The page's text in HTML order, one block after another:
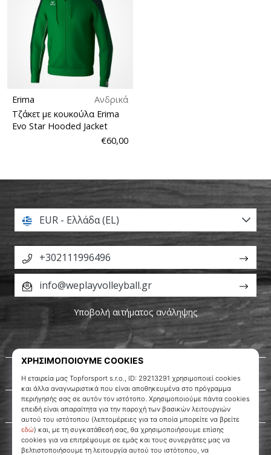
Erima
Ανδρικά
Τζάκετ με κουκούλα Erima
Evo Star Hooded Jacket
€60,00
Σχετικά μ' εμάς
Εξυπηρέτηση πελατών
EUR - Ελλάδα (EL)
+302111996496
info@weplayvolleyball.gr
Υποβολή αιτήματος ανάληψης